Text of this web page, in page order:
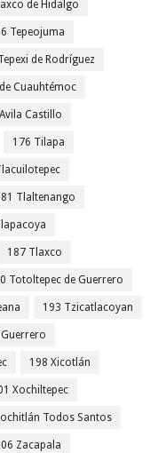
de Hidalgo
Tepeojuma
de Rodríguez
Cuauhtémoc
Castillo
176 Tilapa
Tlaltenango
187 Tlaxco
Totoltepec de Guerrero
193 Tzicatlacoyan
198 Xicotlán
Xochiltepec
Todos Santos
Zacapala